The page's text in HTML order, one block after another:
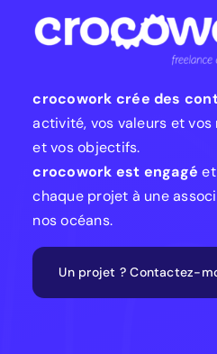
crocowork crée des
activité, vos valeurs et
et vos objectifs.
crocowork est engagé
chaque projet à une
nos océans.
Un projet ? Contactez-